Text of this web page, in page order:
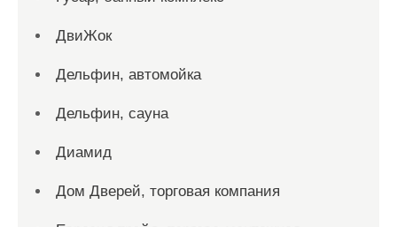
ДвиЖок
Дельфин, автомойка
Дельфин, сауна
Диамид
Дом Дверей, торговая компания